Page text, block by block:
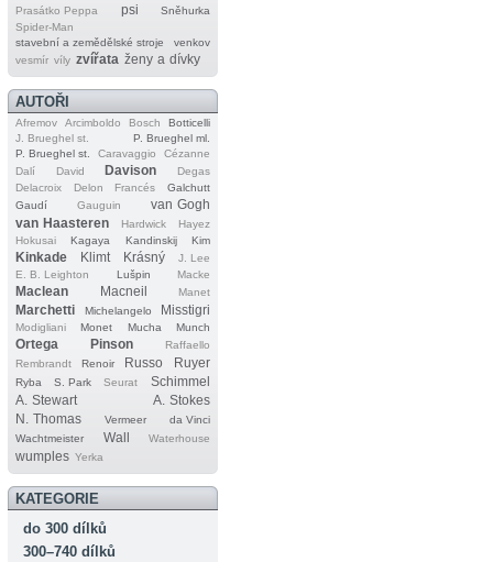
Prasátko Peppa psi
Sněhurka
Spider‐Man
stavební a zemědělské stroje
venkov
vesmír víly zvířata ženy a dívky
AUTOŘI
Afremov Arcimboldo Bosch
Botticelli
J. Brueghel st.
P. Brueghel ml.
P. Brueghel st.
Caravaggio
Cézanne
Dalí
David Davison
Degas
Delacroix
Delon Francés
Galchutt
Gaudí
Gauguin
van Gogh
van Haasteren
Hardwick
Hayez
Hokusai
Kagaya Kandinskij Kim
Kinkade Klimt Krásný
J. Lee
E. B. Leighton
Lušpin Macke
Maclean Macneil Manet
Marchetti Michelangelo Misstigri
Modigliani Monet Mucha Munch
Ortega Pinson
Raffaello
Rembrandt
Renoir Russo Ruyer
Ryba S. Park Seurat
Schimmel
A. Stewart
A. Stokes
N. Thomas
Vermeer
da Vinci
Wachtmeister
Wall Waterhouse
wumples Yerka
KATEGORIE
do 300 dílků
300–740 dílků